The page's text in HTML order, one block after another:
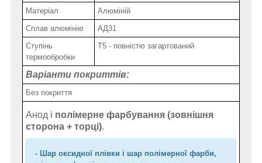
Матеріал
Алюміній
Сплав алюмінію
АД31
Ступінь
термообробки
Т5 - повністю загартований
Варіанти покриттів:
Без покриття
Анод і полімерне фарбування (зовнішня
сторона + торці).
- Шар оксидної плівки і шар полімерної фарби,